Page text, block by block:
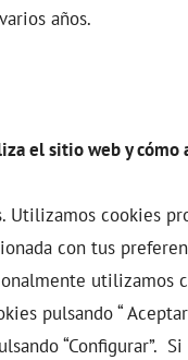
años.
el sitio web y cómo
Utilizamos cookies
con tus
utilizamos
pulsando “
“Configurar”.